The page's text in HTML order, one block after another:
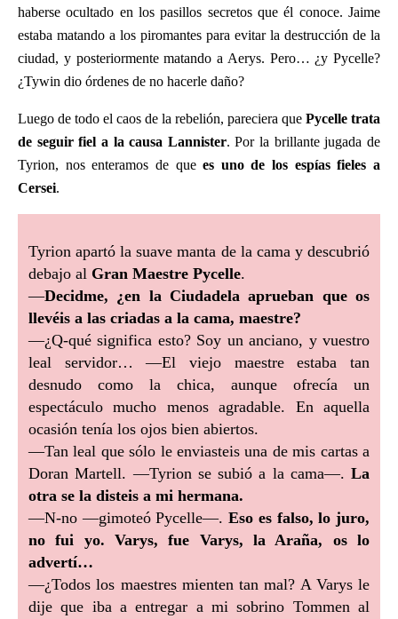
haberse ocultado en los pasillos secretos que él conoce. Jaime
estaba matando a los piromantes para evitar la destrucción de la
ciudad, y posteriormente matando a Aerys. Pero… ¿y Pycelle?
¿Tywin dio órdenes de no hacerle daño?
Luego de todo el caos de la rebelión, pareciera que Pycelle trata
de seguir fiel a la causa Lannister. Por la brillante jugada de
Tyrion, nos enteramos de quees uno de los espías fieles a
Cersei.
Tyrion apartó la suave manta de la cama y descubrió
debajo al Gran Maestre Pycelle.
—Decidme, ¿en la Ciudadela aprueban que os
llevéis a las criadas a la cama, maestre?
—¿Q-qué significa esto? Soy un anciano, y vuestro
leal servidor… —El viejo maestre estaba tan
desnudo como la chica, aunque ofrecía un
espectáculo mucho menos agradable. En aquella
ocasión tenía los ojos bien abiertos.
—Tan leal que sólo le enviasteis una de mis cartas a
Doran Martell. —Tyrion se subió a la cama—. La
otra se la disteis a mi hermana.
—N-no —gimoteó Pycelle—.Eso es falso, lo juro,
no fui yo. Varys, fue Varys, la Araña, os lo
advertí…
—¿Todos los maestres mienten tan mal? A Varys le
dije que iba a entregar a mi sobrino Tommen al